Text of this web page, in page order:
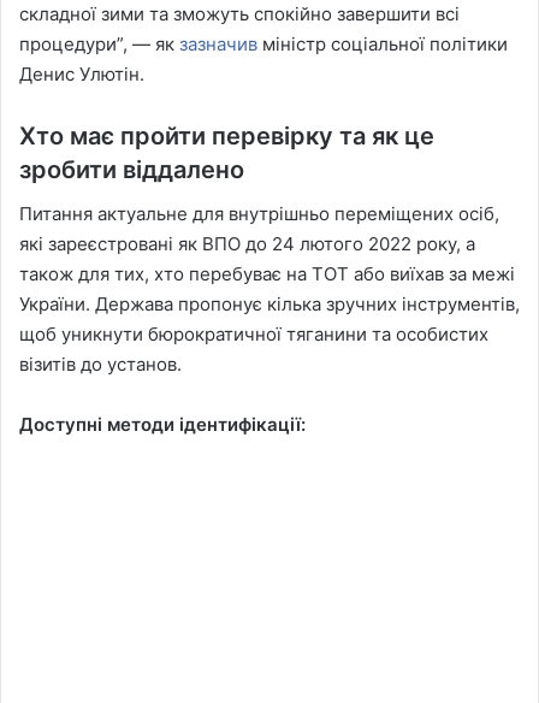
складної зими та зможуть спокійно завершити всі
процедури”, — як зазначив міністр соціальної політики
Денис Улютін.
Хто має пройти перевірку та як це
зробити віддалено
Питання актуальне для внутрішньо переміщених осіб,
які зареєстровані як ВПО до 24 лютого 2022 року, а
також для тих, хто перебуває на ТОТ або виїхав за межі
України. Держава пропонує кілька зручних інструментів,
щоб уникнути бюрократичної тяганини та особистих
візитів до установ.
Доступні методи ідентифікації: